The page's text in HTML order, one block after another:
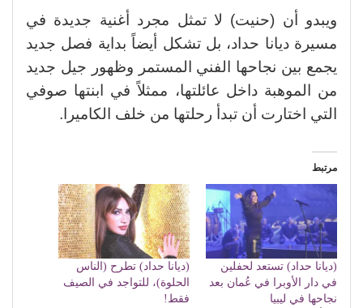
ويبدو أن (حنيت) لا تمثل مجرد أغنية جديدة في
مسيرة ديانا حداد، بل تشكل أيضاً بداية فصل جديد
يجمع بين نجاحها الفني المستمر وظهور جيل جديد
من الموهبة داخل عائلتها، ممثلاً في ابنتها صوفي
التي اختارت أن تبدأ رحلتها من خلف الكاميرا.
مرتبط
(ديانا حداد) تستعد لحفلين
في دار الأوبرا في عُمان بعد
نجاحها في ليبيا
(ديانا حداد) تطرح (الناس
الحلوة)، للتواجد في الصيف
فقط!